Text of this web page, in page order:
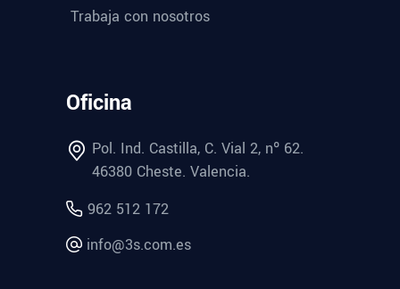
Trabaja con nosotros
Oficina
Pol. Ind. Castilla, C. Vial 2, nº 62.
46380 Cheste. Valencia.
962 512 172
info@3s.com.es